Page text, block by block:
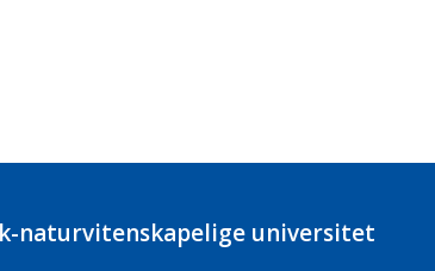
naturvitenskapelige universitet